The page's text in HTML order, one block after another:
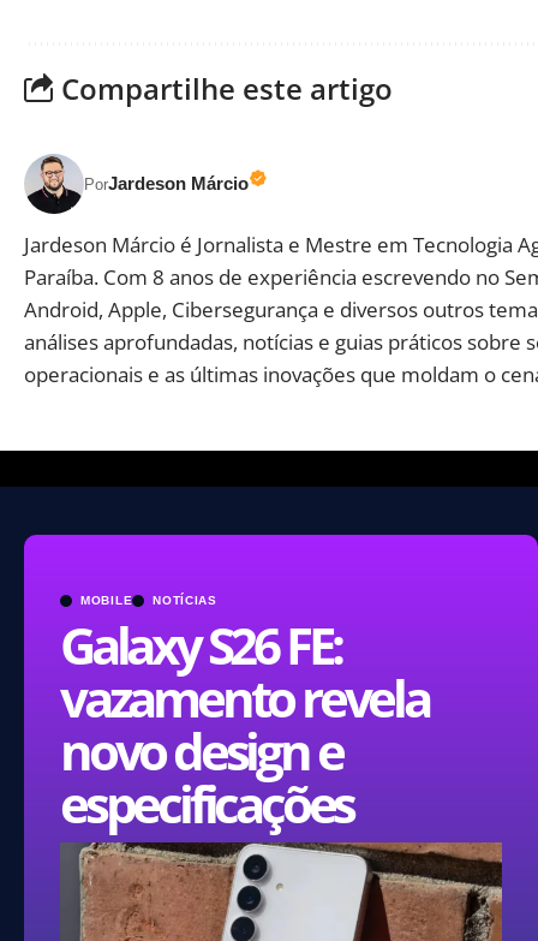
Compartilhe este artigo
PorJardeson Márcio
Jardeson Márcio é Jornalista e Mestre em Tecnologia
Paraíba. Com 8 anos de experiência escrevendo no
Android, Apple, Cibersegurança e diversos outros
análises aprofundadas, notícias e guias práticos sobre
operacionais e as últimas inovações que moldam o
MOBILE NOTÍCIAS
Galaxy S26 FE:
vazamento revela
novo design e
especificações